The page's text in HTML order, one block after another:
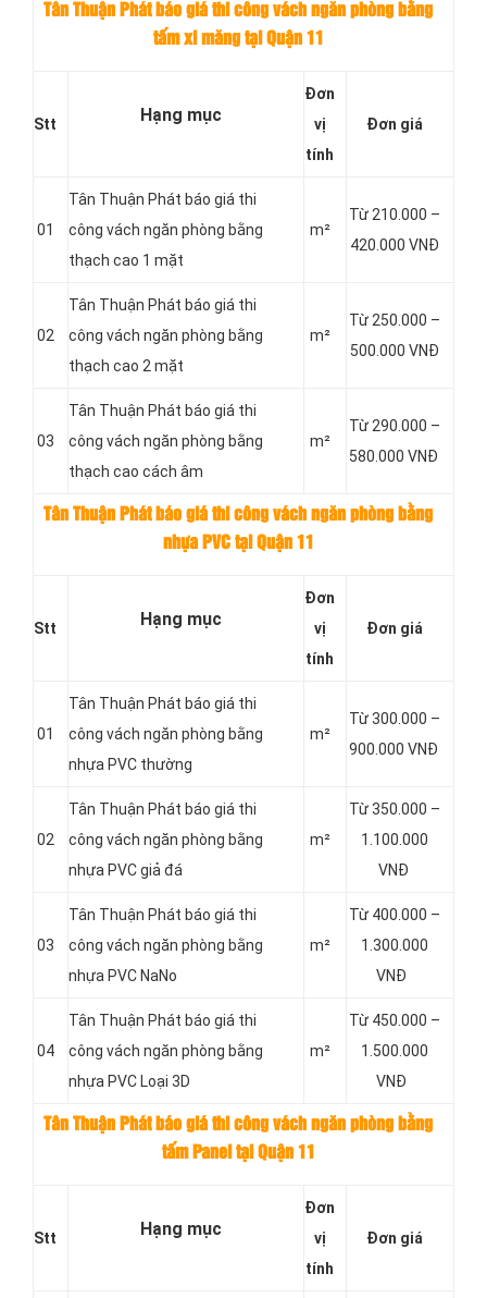
Tân Thuận Phát báo giá thi công vách ngăn phòng bằng
tấm xi măng tại Quận 11
Stt Hạng mục
Đơn
vị
tính
Đơn giá
01
Tân Thuận Phát báo giá thi
công vách ngăn phòng bằng
thạch cao 1 mặt
m²
Từ 210.000 –
420.000 VNĐ
02
Tân Thuận Phát báo giá thi
công vách ngăn phòng bằng
thạch cao 2 mặt
m²
Từ 250.000 –
500.000 VNĐ
03
Tân Thuận Phát báo giá thi
công vách ngăn phòng bằng
thạch cao cách âm
m²
Từ 290.000 –
580.000 VNĐ
Tân Thuận Phát báo giá thi công vách ngăn phòng bằng
nhựa PVC tại Quận 11
Stt Hạng mục
Đơn
vị
tính
Đơn giá
01
Tân Thuận Phát báo giá thi
công vách ngăn phòng bằng
nhựa PVC thường
m²
Từ 300.000 –
900.000 VNĐ
02
Tân Thuận Phát báo giá thi
công vách ngăn phòng bằng
nhựa PVC giả đá
m²
Từ 350.000 –
1.100.000
VNĐ
03
Tân Thuận Phát báo giá thi
công vách ngăn phòng bằng
nhựa PVC NaNo
m²
Từ 400.000 –
1.300.000
VNĐ
04
Tân Thuận Phát báo giá thi
công vách ngăn phòng bằng
nhựa PVC Loại 3D
m²
Từ 450.000 –
1.500.000
VNĐ
Tân Thuận Phát báo giá thi công vách ngăn phòng bằng
tấm Panel tại Quận 11
Stt Hạng mục
Đơn
vị
tính
Đơn giá